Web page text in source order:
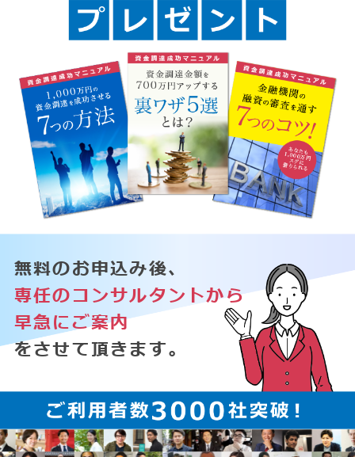
無料のお申込み後、
専任のコンサルタントから
早急にご案内
をさせて頂きます。